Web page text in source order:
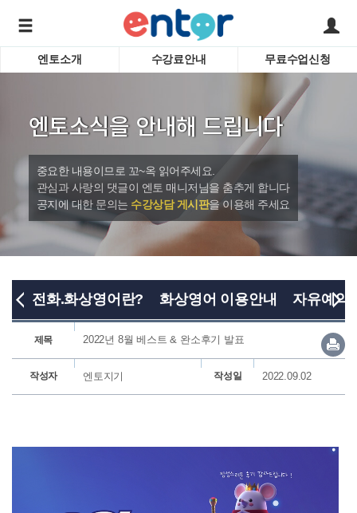
바로가기
서비스안내
강사소개
회사소개
어린이
시험영
수업교
엔토소개 수강료안내 무료수업신청
엔토소식을 안내해 드립니다
중요한 내용이므로 꼬~옥 읽어주세요.
관심과 사랑의 댓글이 엔토 매니저님을 춤추게 합니다
공지에 대한 문의는 수강상담 게시판을 이용해 주세요
전화.화상영어란? 화상영어 이용안내 자유예약
제목 2022년 8월 베스트 & 완소후기 발표
작성자 엔토지기 작성일 2022.09.02